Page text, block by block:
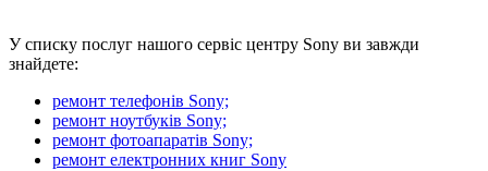
У списку послуг нашого сервіс центру Sony ви завжди
знайдете:
ремонт телефонів Sony;
ремонт ноутбуків Sony;
ремонт фотоапаратів Sony;
ремонт електронних книг Sony